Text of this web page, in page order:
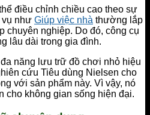
điều chỉnh chiều cao theo sự
vụ như Giúp việc nhà thường lắp
chuyên nghiệp. Do đó, công cụ
lâu dài trong gia đình.
năng lưu trữ đồ chơi nhỏ hiệu
cứu Tiêu dùng Nielsen cho
với sản phẩm này. Vì vậy, nó
cho không gian sống hiện đại.